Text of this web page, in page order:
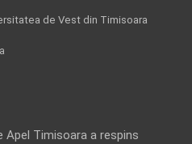
de Vest din Timisoara
Apel Timisoara a respins